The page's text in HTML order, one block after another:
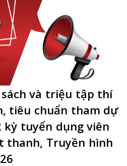
và triệu tập thí
tiêu chuẩn tham dự
tuyển dụng viên
thanh, Truyền hình